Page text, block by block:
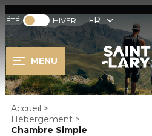
ÉTÉ HIVER FR
MENU
Accueil >
Hébergement >
Chambre Simple